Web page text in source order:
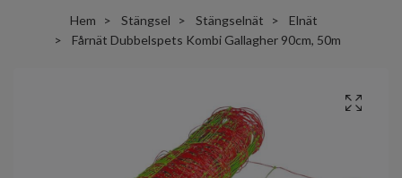
Hem Stängsel Stängselnät
Elnät
Fårnät Dubbelspets Kombi Gallagher 90cm, 50m